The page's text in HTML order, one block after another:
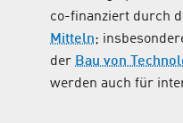
co-finanziert durch
Mitteln;
der Bau von
werden auch für